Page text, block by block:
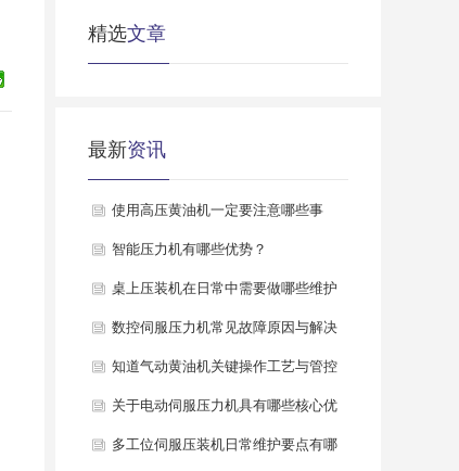
精选文章
最新资讯
使用高压黄油机一定要注意哪些事
项？
智能压力机有哪些优势？
桌上压装机在日常中需要做哪些维护
保养？
数控伺服压力机常见故障原因与解决
方案是什么？
知道气动黄油机关键操作工艺与管控
要点是什么吗？
关于电动伺服压力机具有哪些核心优
势呢？
多工位伺服压装机日常维护要点有哪